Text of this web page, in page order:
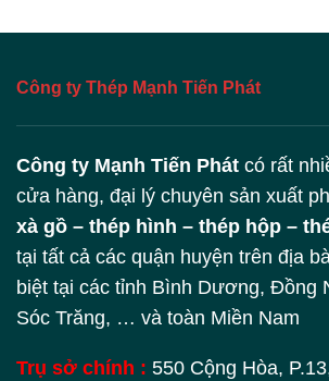
Công ty Thép Mạnh Tiến Phát
Công ty Mạnh Tiến Phát có rất
cửa hàng, đại lý chuyên sản xuất
xà gồ – thép hình – thép hộp –
tại tất cả các quận huyện trên địa
biệt tại các tỉnh Bình Dương, Đồng
Sóc Trăng, … và toàn Miền Nam
Trụ sở chính : 550 Cộng Hòa,